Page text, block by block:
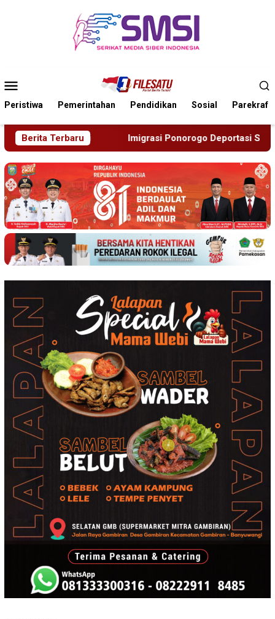
Mobile
Peristiwa Pemerintahan Pendidikan Sosial Parekraf
Berita Terbaru
Ponorogo Deportasi Satu WN Tiongkok Salahgunakan